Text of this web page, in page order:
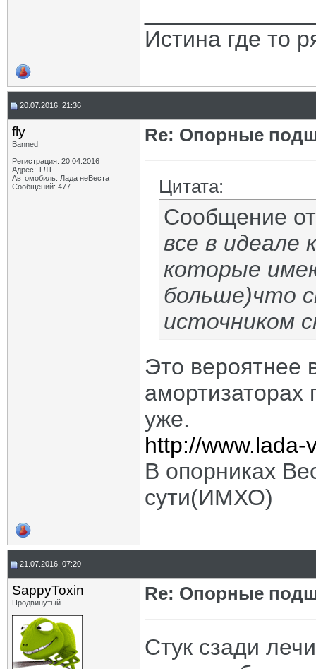
Истина где то
20.07.2016, 21:36
fly
Banned
Регистрация: 20.04.2016
Адрес: ТЛТ
Автомобиль: Лада неВеста
Сообщений: 477
Re: Опорные
Цитата:
Сообщение
все в идеале
которые
больше)что
источником
Это вероятнее
амортизаторах
уже.
http://
В опорниках
сути(ИМХО)
21.07.2016, 07:20
SappyToxin
Продвинутый Re: Опорные
Стук сзади